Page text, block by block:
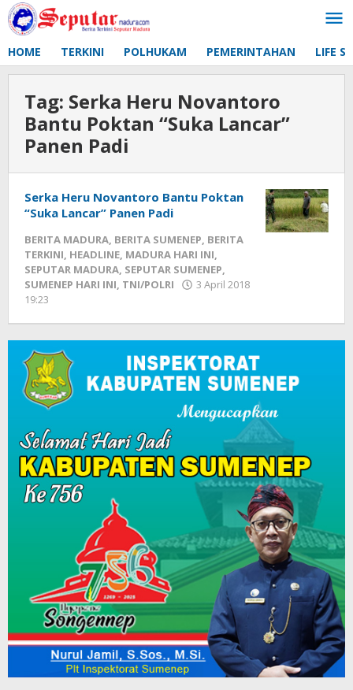
Lewati
ke
HOME TERKINI POLHUKAM PEMERINTAHAN LIFE
Tag: Serka Heru Novantoro
Bantu Poktan “Suka Lancar”
Panen Padi
Serka Heru Novantoro Bantu Poktan
“Suka Lancar” Panen Padi
BERITA MADURA, BERITA SUMENEP, BERITA
TERKINI, HEADLINE, MADURA HARI INI,
SEPUTAR MADURA, SEPUTAR SUMENEP,
SUMENEP HARI INI, TNI/POLRI
3 April 2018
19:23